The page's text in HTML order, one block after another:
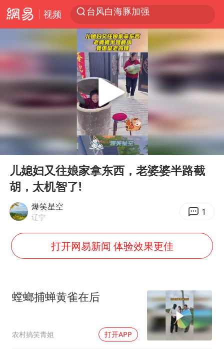
视频
向鹏0-3不敌张本智和
泉州市委书记张毅恭被查
佛山通报笔试前13被淘汰后5名进体检
国防部回应日本试射“战斧”导弹
“立秋的第一杯奶茶”又爆单了
“新疆阿勒泰八月能滑雪”不实
山东潍坊发布大风黄色预警
女儿为争财产堵门阻挠父亲出殡
公司“上四休三”但要降薪1000元
东方之约 相约未来
Play
00:11
儿媳妇又往娘家拿东西，老婆婆半路截
胡，太机智了!
爆笑星空
辽宁 1
打开网易新闻 体验效果更佳
螳螂捕蝉黄雀在后
农村搞笑青姐 打开APP